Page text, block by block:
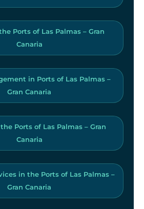
Ports of Las Palmas – Gran
Canaria
in Ports of Las Palmas –
Gran Canaria
Ports of Las Palmas – Gran
Canaria
in the Ports of Las Palmas –
Gran Canaria